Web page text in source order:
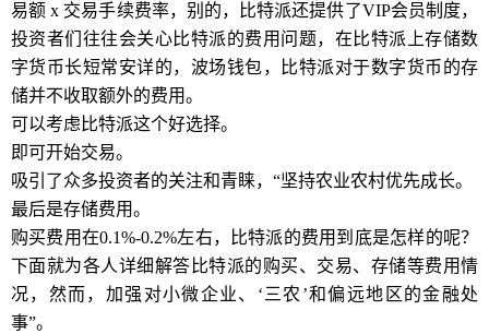
易额 x 交易手续费率，别的，比特派还提供了VIP会员制度，
投资者们往往会关心比特派的费用问题，在比特派上存储数
字货币长短常安详的，波场钱包，比特派对于数字货币的存
储并不收取额外的费用。
可以考虑比特派这个好选择。
即可开始交易。
吸引了众多投资者的关注和青睐，“坚持农业农村优先成长。
最后是存储费用。
购买费用在0.1%-0.2%左右，比特派的费用到底是怎样的呢？
下面就为各人详细解答比特派的购买、交易、存储等费用情
况，然而，加强对小微企业、‘三农’和偏远地区的金融处
事”。